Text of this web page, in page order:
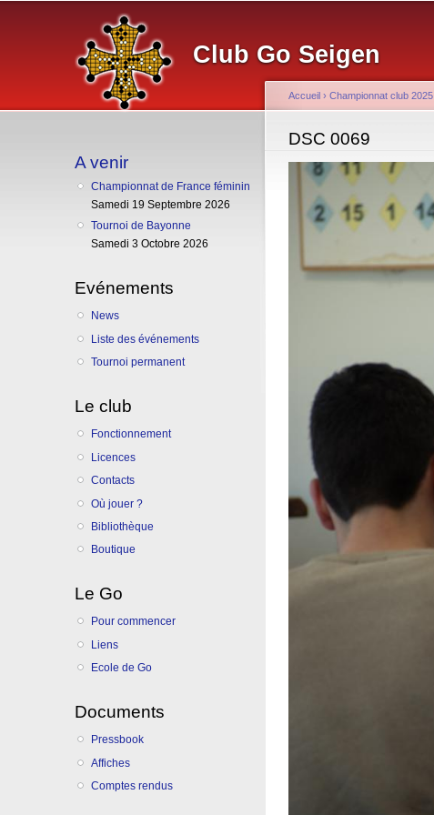
Club Go Seigen
A venir
Championnat de France féminin
Samedi 19 Septembre 2026
Tournoi de Bayonne
Samedi 3 Octobre 2026
Evénements
News
Liste des événements
Tournoi permanent
Le club
Fonctionnement
Licences
Contacts
Où jouer ?
Bibliothèque
Boutique
Le Go
Pour commencer
Liens
Ecole de Go
Documents
Pressbook
Affiches
Comptes rendus
Vous êtes ici
Accueil › Championnat club 2025
DSC 0069